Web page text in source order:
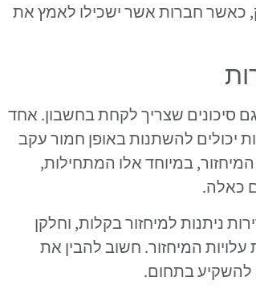
כאשר חברות אשר ישכילו לאמץ את
סיכונים שצריך לקחת בחשבון. אחד
יכולים להשתנות באופן חמור עקב
במיוחד אלו המתחילות,
כאלה.
ניתנות למיחזור בקלות, וחלקן
המיחזור. חשוב להבין את
להשקיע בתחום.